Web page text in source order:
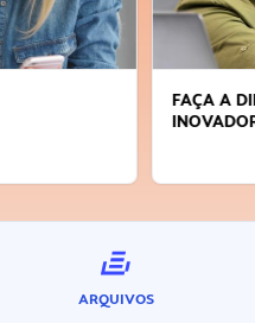
SEJA SUSTENTÁVEL, SEJA
ARQUIVOS